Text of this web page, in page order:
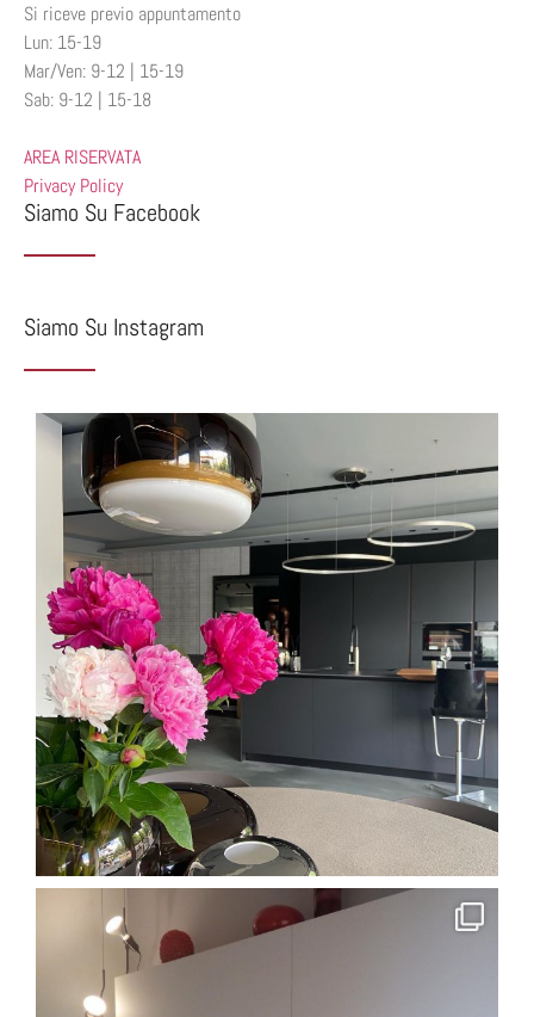
Si riceve previo appuntamento
Lun: 15-19
Mar/Ven: 9-12 | 15-19
Sab: 9-12 | 15-18
AREA RISERVATA
Privacy Policy
Siamo Su Facebook
Siamo Su Instagram